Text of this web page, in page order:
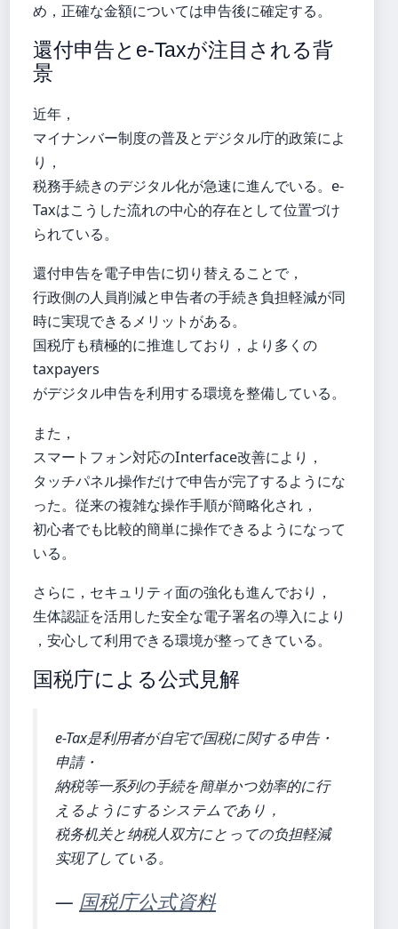
め，正確な金額については申告後に確定する。
還付申告とe-Taxが注目される背
景
近年，
マイナンバー制度の普及とデジタル庁的政策によ
り，
税務手続きのデジタル化が急速に進んでいる。e-
Taxはこうした流れの中心的存在として位置づけ
られている。
還付申告を電子申告に切り替えることで，
行政側の人員削減と申告者の手続き負担軽減が同
時に実現できるメリットがある。
国税庁も積極的に推進しており，より多くの
taxpayers
がデジタル申告を利用する環境を整備している。
また，
スマートフォン対応のInterface改善により，
タッチパネル操作だけで申告が完了するようにな
った。従来の複雑な操作手順が簡略化され，
初心者でも比較的簡単に操作できるようになって
いる。
さらに，セキュリティ面の強化も進んでおり，
生体認証を活用した安全な電子署名の導入により
，安心して利用できる環境が整ってきている。
国税庁による公式見解
e-Tax是利用者が自宅で国税に関する申告・
申請・
納税等一系列の手続を簡単かつ効率的に行
えるようにするシステムであり，
税务机关と纳税人双方にとっての负担軽減
实现了している。
— 国税庁公式資料